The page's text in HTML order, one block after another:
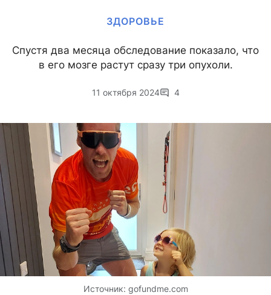
ЗДОРОВЬЕ
Спустя два месяца обследование показало, что
в его мозге растут сразу три опухоли.
11 октября 2024 4
Источник: gofundme.com